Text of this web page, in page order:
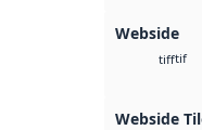
Webside
tifftif
Webside